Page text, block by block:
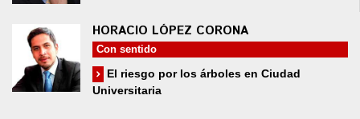
HORACIO LÓPEZ CORONA
Con sentido
El riesgo por los árboles en Ciudad
Universitaria